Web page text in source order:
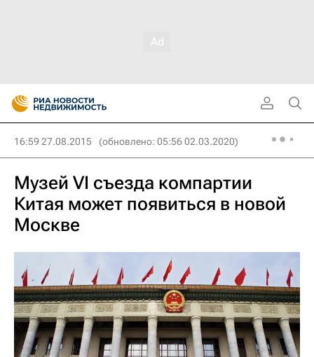
16:59 27.08.2015 (обновлено: 05:56 02.03.2020)
Музей VI съезда компартии
Китая может появиться в новой
Москве